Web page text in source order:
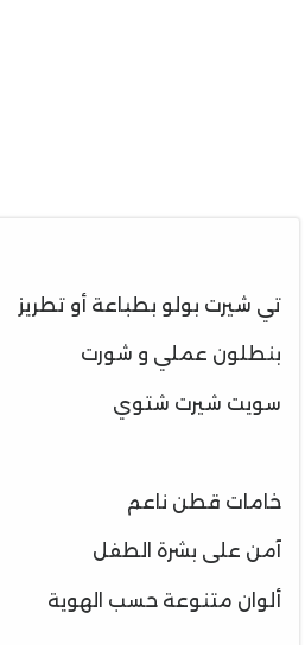
تي شيرت بولو بطباعة أو تطريز
بنطلون عملي و شورت
سويت شيرت شتوي
خامات قطن ناعم
آمن على بشرة الطفل
ألوان متنوعة حسب الهوية